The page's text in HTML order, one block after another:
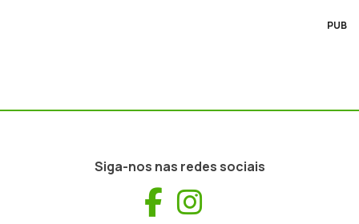
PUB
Siga-nos nas redes sociais
Facebook